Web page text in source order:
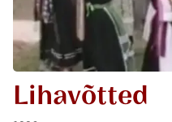
Lihavõtted